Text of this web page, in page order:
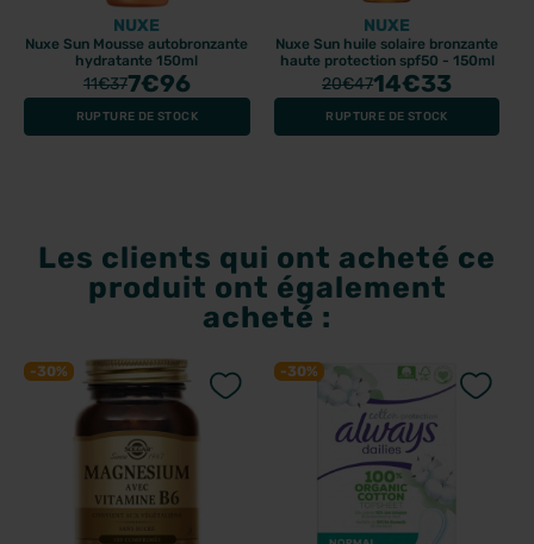
NUXE
Nuxe Sun Mousse autobronzante
hydratante 150ml
11€377€96
RUPTURE DE STOCK
NUXE
Nuxe Sun huile solaire bronzante
haute protection spf50 - 150ml
20€4714€33
RUPTURE DE STOCK
Les clients qui ont acheté ce
produit ont également
acheté :
-30% -30%